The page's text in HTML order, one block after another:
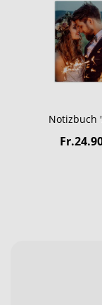
Notizbuch